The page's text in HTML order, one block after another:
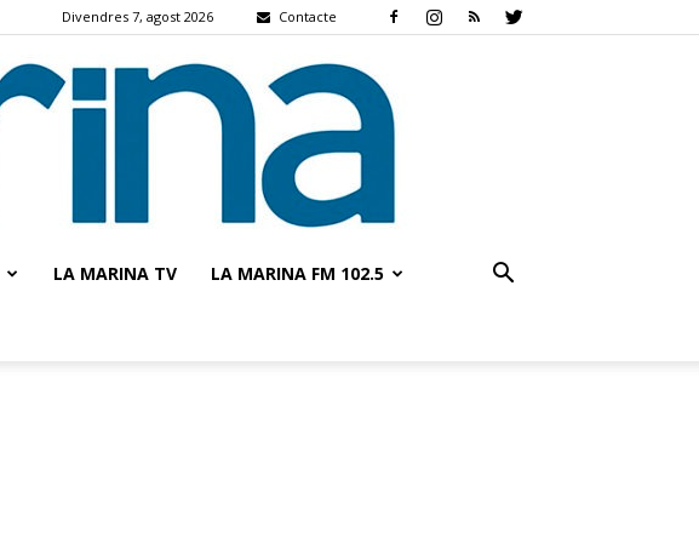
Divendres 7, agost 2026 Contacte
LA MARINA TV LA MARINA FM 102.5